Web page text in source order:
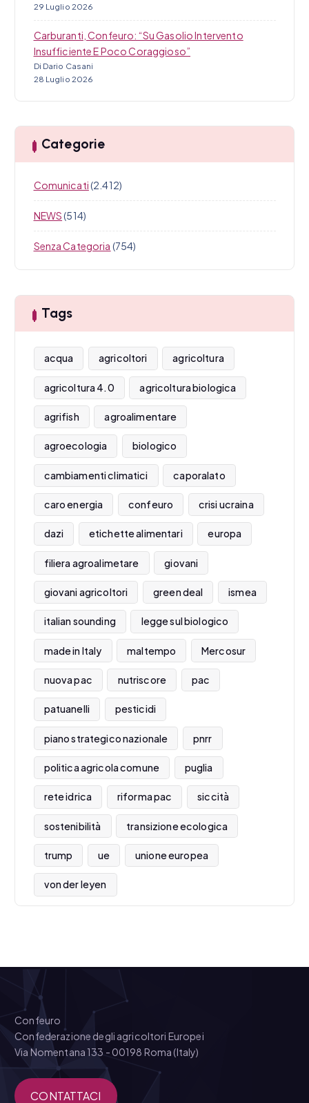
29 Luglio 2026
Carburanti, Confeuro: “Su Gasolio Intervento
Insufficiente E Poco Coraggioso”
Di Dario Casani
28 Luglio 2026
Categorie
Comunicati(2.412)
NEWS(514)
Senza Categoria (754)
Tags
acqua agricoltori agricoltura
agricoltura 4.0 agricoltura biologica
agrifish agroalimentare
agroecologia biologico
cambiamenti climatici caporalato
caro energia confeuro crisi ucraina
dazi etichette alimentari europa
filiera agroalimetare giovani
giovani agricoltori green deal ismea
italian sounding legge sul biologico
made in Italy maltempo Mercosur
nuova pac nutriscore pac
patuanelli pesticidi
piano strategico nazionale pnrr
politica agricola comune puglia
rete idrica riforma pac siccità
sostenibilità transizione ecologica
trump ue unione europea
von der leyen
Confeuro
Confederazione degli agricoltori Europei
Via Nomentana 133 - 00198 Roma (Italy)
CONTATTACI